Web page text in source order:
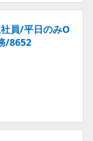
員/平日のみO
/8652